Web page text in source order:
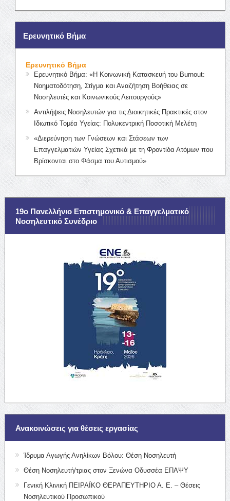
Ερευνητικό Βήμα
Ερευνητικό Βήμα
Ερευνητικό Βήμα: «Η Κοινωνική Κατασκευή του Burnout:
Νοηματοδότηση, Στίγμα και Αναζήτηση Βοήθειας σε
Νοσηλευτές και Κοινωνικούς Λειτουργούς»
Αντιλήψεις Νοσηλευτών για τις Διοικητικές Πρακτικές στον
Ιδιωτικό Τομέα Υγείας: Πολυκεντρική Ποσοτική Μελέτη
«Διερεύνηση των Γνώσεων και Στάσεων των
Επαγγελματιών Υγείας Σχετικά με τη Φροντίδα Ατόμων που
Βρίσκονται στο Φάσμα του Αυτισμού»
19ο Πανελλήνιο Επιστημονικό & Επαγγελματικό
Νοσηλευτικό Συνέδριο
Ανακοινώσεις για θέσεις εργασίας
Ίδρυμα Αγωγής Ανηλίκων Βόλου: Θέση Νοσηλευτή
Θέση Νοσηλευτή/τριας στον Ξενώνα Οδυσσέα ΕΠΑΨΥ
Γενική Κλινική ΠΕΙΡΑΪΚΟ ΘΕΡΑΠΕΥΤΗΡΙΟ Α. Ε. – Θέσεις
Νοσηλευτικού Προσωπικού